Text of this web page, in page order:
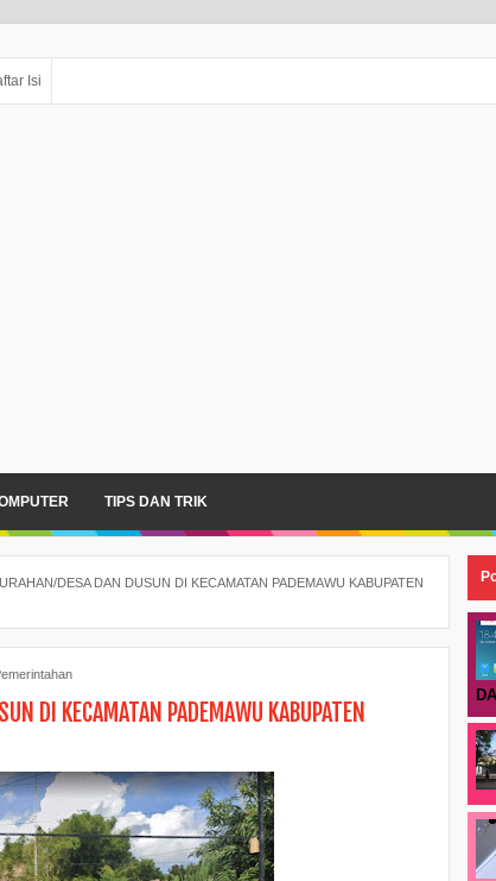
Isi
TIPS DAN TRIK
DESA DAN DUSUN DI KECAMATAN PADEMAWU KABUPATEN
DI KECAMATAN PADEMAWU KABUPATEN